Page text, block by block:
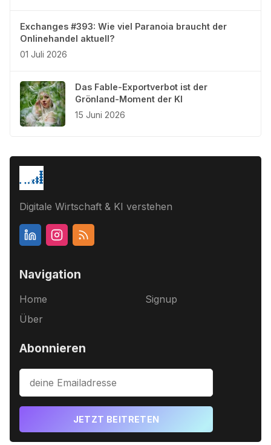
Exchanges #393: Wie viel Paranoia braucht der
Onlinehandel aktuell?
01 Juli 2026
Das Fable-Exportverbot ist der
Grönland-Moment der KI
15 Juni 2026
Digitale Wirtschaft & KI verstehen
Navigation
Home
Über
Signup
Abonnieren
JETZT BEITRETEN